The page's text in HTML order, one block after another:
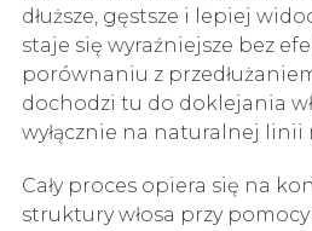
dłuższe, gęstsze i lepiej
staje się wyraźniejsze bez
porównaniu z
dochodzi tu do doklejania
wyłącznie na naturalnej linii
Cały proces opiera się na
struktury włosa przy